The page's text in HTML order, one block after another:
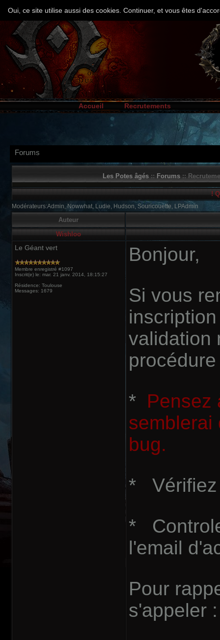
Accueil Recrutements
Forums
Les Potes âgés :: Forums ::
!
Modérateurs:Admin, Nowwhat, Ludie, Hudson, Souricouette, LPAdmin
Auteur
Wishloo
Le Géant vert
Membre enregistré #1097
Inscrit(e) le: mar. 21 janv. 2014, 18:15:27
Résidence: Toulouse
Messages: 1679
Bonjour,
Si vous
validation
* Pensez
semblerai
bug.
* Vérifiez
*
l'email
Pour
s'appeler
Oui, ce site utilise aussi des cookies. Continuer, et vous êtes